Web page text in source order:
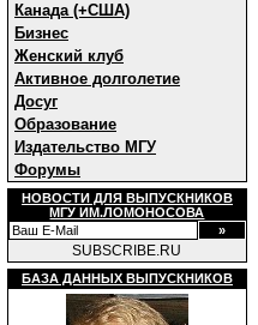
Канада (+США)
Бизнес
Женский клуб
Активное долголетие
Досуг
Образование
Издательство МГУ
Форумы
НОВОСТИ ДЛЯ ВЫПУСКНИКОВ
МГУ ИМ.ЛОМОНОСОВА
SUBSCRIBE.RU
БАЗА ДАННЫХ ВЫПУСКНИКОВ